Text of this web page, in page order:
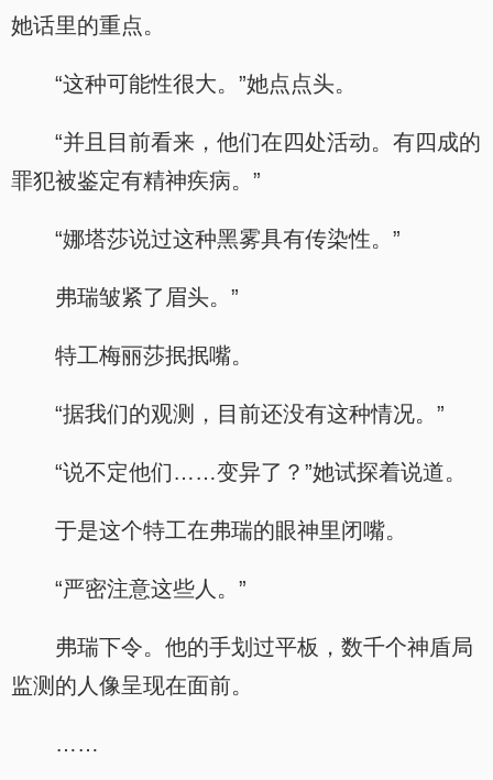
她话里的重点。
“这种可能性很大。”她点点头。
“并且目前看来，他们在四处活动。有四成的
罪犯被鉴定有精神疾病。”
“娜塔莎说过这种黑雾具有传染性。”
弗瑞皱紧了眉头。”
特工梅丽莎抿抿嘴。
“据我们的观测，目前还没有这种情况。”
“说不定他们……变异了？”她试探着说道。
于是这个特工在弗瑞的眼神里闭嘴。
“严密注意这些人。”
弗瑞下令。他的手划过平板，数千个神盾局
监测的人像呈现在面前。
……